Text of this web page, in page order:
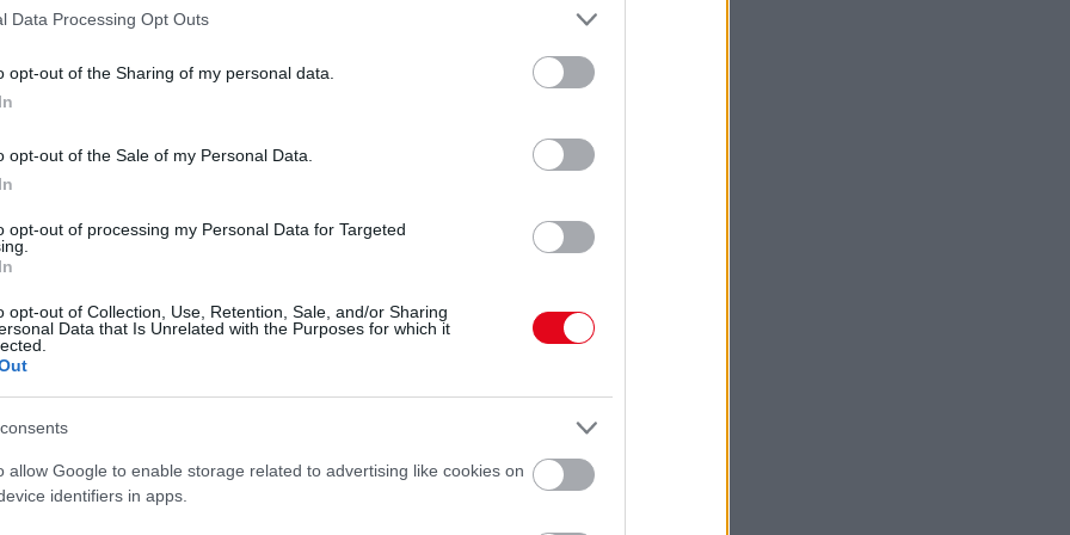
Data Processing Opt Outs
opt-out of the Sharing of my personal data.
opt-out of the Sale of my Personal Data.
opt-out of processing my Personal Data for Targeted
opt-out of Collection, Use, Retention, Sale, and/or Sharing
Data that Is Unrelated with the Purposes for which it
allow Google to enable storage related to advertising like cookies on
identifiers in apps.
A 23 éves anyának ez volt az első
hét és fél hónapos koraszülöttként jött a
című lapnak. Az anya és a gyermeke jó elláttást